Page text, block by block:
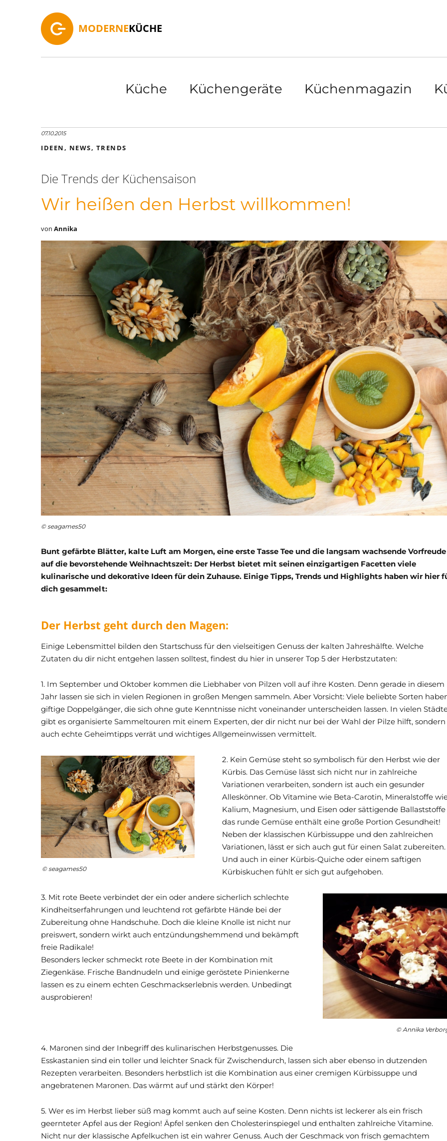
MODERNEKÜCHE
Küche Küchengeräte Küchenmagazin
07.10.2015
IDEEN, NEWS, TRENDS
Die Trends der Küchensaison
Wir heißen den Herbst willkommen!
von Annika
© seagames50
Bunt gefärbte Blätter, kalte Luft am Morgen, eine erste Tasse Tee und die langsam wachsende Vorfreude
auf die bevorstehende Weihnachtszeit: Der Herbst bietet mit seinen einzigartigen Facetten viele
kulinarische und dekorative Ideen für dein Zuhause. Einige Tipps, Trends und Highlights haben wir hier
dich gesammelt:
Der Herbst geht durch den Magen:
Einige Lebensmittel bilden den Startschuss für den vielseitigen Genuss der kalten Jahreshälfte. Welche
Zutaten du dir nicht entgehen lassen solltest, findest du hier in unserer Top 5 der Herbstzutaten:
1. Im September und Oktober kommen die Liebhaber von Pilzen voll auf ihre Kosten. Denn gerade in diesem
Jahr lassen sie sich in vielen Regionen in großen Mengen sammeln. Aber Vorsicht: Viele beliebte Sorten
giftige Doppelgänger, die sich ohne gute Kenntnisse nicht voneinander unterscheiden lassen. In vielen
gibt es organisierte Sammeltouren mit einem Experten, der dir nicht nur bei der Wahl der Pilze hilft, sondern
auch echte Geheimtipps verrät und wichtiges Allgemeinwissen vermittelt.
© seagames50
2. Kein Gemüse steht so symbolisch für den Herbst wie der
Kürbis. Das Gemüse lässt sich nicht nur in zahlreiche
Variationen verarbeiten, sondern ist auch ein gesunder
Alleskönner. Ob Vitamine wie Beta-Carotin, Mineralstoffe
Kalium, Magnesium, und Eisen oder sättigende Ballaststoffe
das runde Gemüse enthält eine große Portion Gesundheit!
Neben der klassischen Kürbissuppe und den zahlreichen
Variationen, lässt er sich auch gut für einen Salat zubereiten.
Und auch in einer Kürbis-Quiche oder einem saftigen
Kürbiskuchen fühlt er sich gut aufgehoben.
© Annika
3. Mit rote Beete verbindet der ein oder andere sicherlich schlechte
Kindheitserfahrungen und leuchtend rot gefärbte Hände bei der
Zubereitung ohne Handschuhe. Doch die kleine Knolle ist nicht nur
preiswert, sondern wirkt auch entzündungshemmend und bekämpft
freie Radikale!
Besonders lecker schmeckt rote Beete in der Kombination mit
Ziegenkäse. Frische Bandnudeln und einige geröstete Pinienkerne
lassen es zu einem echten Geschmackserlebnis werden. Unbedingt
ausprobieren!
4. Maronen sind der Inbegriff des kulinarischen Herbstgenusses. Die
Esskastanien sind ein toller und leichter Snack für Zwischendurch, lassen sich aber ebenso in dutzenden
Rezepten verarbeiten. Besonders herbstlich ist die Kombination aus einer cremigen Kürbissuppe und
angebratenen Maronen. Das wärmt auf und stärkt den Körper!
5. Wer es im Herbst lieber süß mag kommt auch auf seine Kosten. Denn nichts ist leckerer als ein frisch
geernteter Apfel aus der Region! Äpfel senken den Cholesterinspiegel und enthalten zahlreiche Vitamine.
Nicht nur der klassische Apfelkuchen ist ein wahrer Genuss. Auch der Geschmack von frisch gemachtem